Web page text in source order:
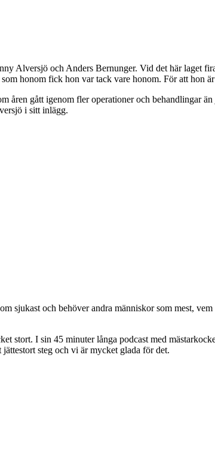
Alversjö och Anders Bernunger. Vid det här laget
honom fick hon var tack vare honom. För att hon
åren gått igenom fler operationer och behandlingar
i sitt inlägg.
sjukast och behöver andra människor som mest,
stort. I sin 45 minuter långa podcast med
steg och vi är mycket glada för det.